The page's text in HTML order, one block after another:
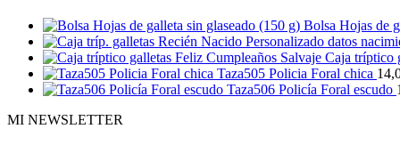
Bolsa Hojas de
Caja tríptico
Taza505 Policia Foral chica
Taza506 Policía Foral escudo
MI NEWSLETTER